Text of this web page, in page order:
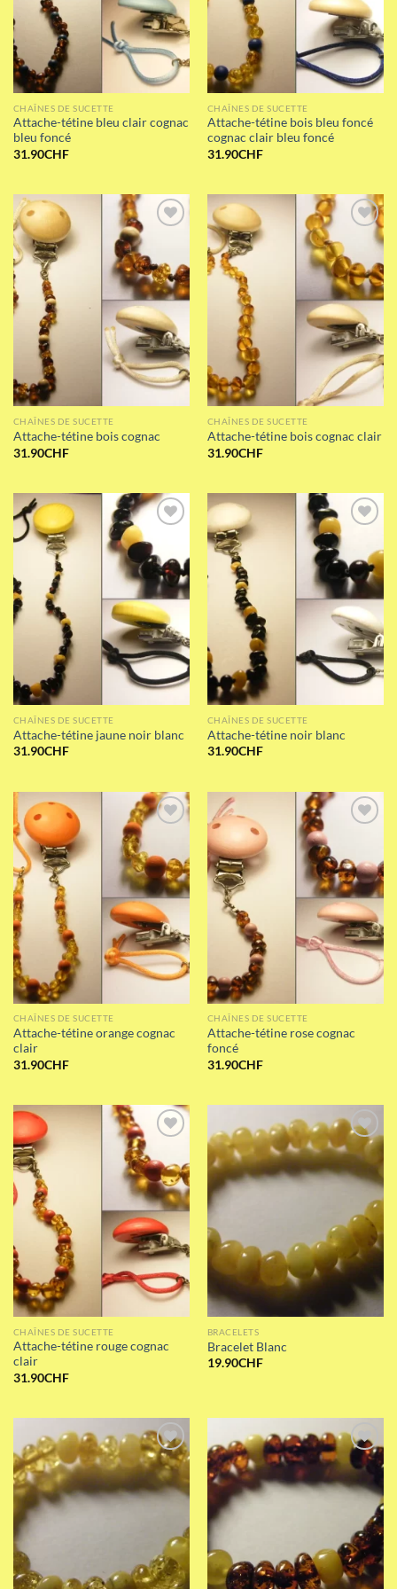
CHAÎNES DE SUCETTE
Attache-tétine bleu clair cognac
bleu foncé
31.90CHF
CHAÎNES DE SUCETTE
Attache-tétine bois bleu foncé
cognac clair bleu foncé
31.90CHF
Add to wishlist
CHAÎNES DE SUCETTE
Attache-tétine bois cognac
31.90CHF
Add to wishlist
CHAÎNES DE SUCETTE
Attache-tétine bois cognac clair
31.90CHF
Add to wishlist
CHAÎNES DE SUCETTE
Attache-tétine jaune noir blanc
31.90CHF
Add to wishlist
CHAÎNES DE SUCETTE
Attache-tétine noir blanc
31.90CHF
Add to wishlist
CHAÎNES DE SUCETTE
Attache-tétine orange cognac
clair
31.90CHF
Add to wishlist
CHAÎNES DE SUCETTE
Attache-tétine rose cognac
foncé
31.90CHF
Add to wishlist
CHAÎNES DE SUCETTE
Attache-tétine rouge cognac
clair
31.90CHF
Add to wishlist
BRACELETS
Bracelet Blanc
19.90CHF
Add to wishlist Add to wishlist